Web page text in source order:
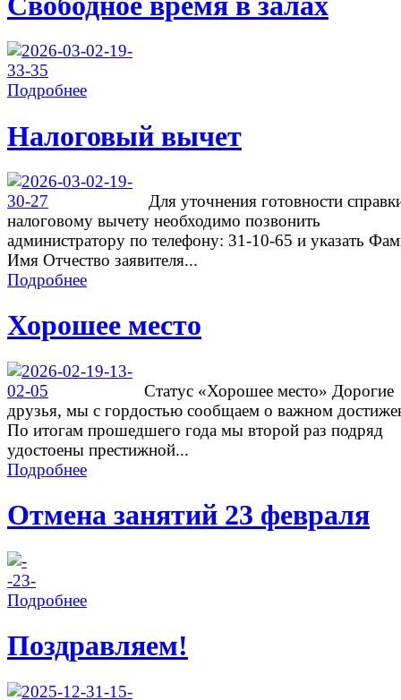
Подробнее
Налоговый вычет
Для уточнения готовности
налоговому вычету необходимо позвонить
администратору по телефону: 31-10-65 и указать
Имя Отчество заявителя...
Подробнее
Хорошее место
Cтатус «Хорошее место» Дорогие
друзья, мы с гордостью сообщаем о важном
По итогам прошедшего года мы второй раз подряд
удостоены престижной...
Подробнее
Отмена занятий 23 февраля
Подробнее
Поздравляем!